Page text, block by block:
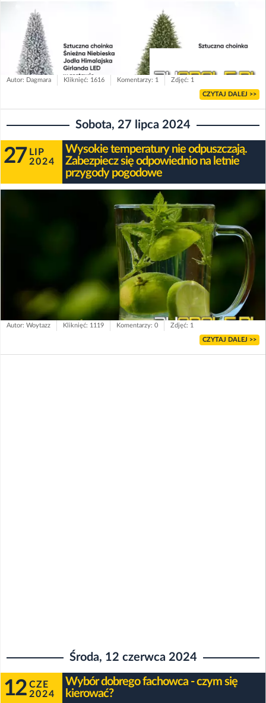
Autor: Dagmara Kliknięć: 1616 Komentarzy: 1 Zdjęć: 1
CZYTAJ DALEJ >>
Sobota, 27 lipca 2024
27 LIP
2024
Wysokie temperatury nie odpuszczają.
Zabezpiecz się odpowiednio na letnie
przygody pogodowe
Autor: Woytazz Kliknięć: 1119 Komentarzy: 0 Zdjęć: 1
CZYTAJ DALEJ >>
Środa, 12 czerwca 2024
12 CZE
2024
Wybór dobrego fachowca - czym się
kierować?